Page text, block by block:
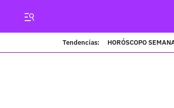
Tendencias: HORÓSCOPO